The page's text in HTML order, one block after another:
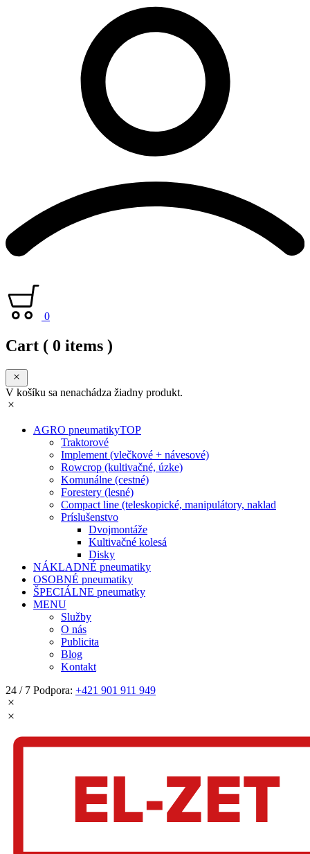
0
Cart ( 0 items )
V košíku sa nenachádza žiadny produkt.
AGRO pneumatikyTOP
Traktorové
Implement (vlečkové + návesové)
Rowcrop (kultivačné, úzke)
Komunálne (cestné)
Forestery (lesné)
Compact line (teleskopické, manipulátory, naklad
Príslušenstvo
Dvojmontáže
Kultivačné kolesá
Disky
NÁKLADNÉ pneumatiky
OSOBNÉ pneumatiky
ŠPECIÁLNE pneumatky
MENU
Služby
O nás
Publicita
Blog
Kontakt
24 / 7 Podpora: +421 901 911 949